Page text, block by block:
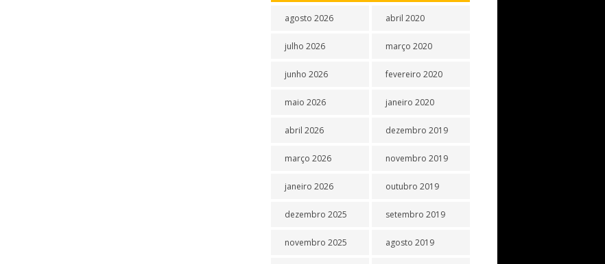
agosto 2026
julho 2026
junho 2026
maio 2026
abril 2026
março 2026
janeiro 2026
dezembro 2025
novembro 2025
abril 2020
março 2020
fevereiro 2020
janeiro 2020
dezembro 2019
novembro 2019
outubro 2019
setembro 2019
agosto 2019